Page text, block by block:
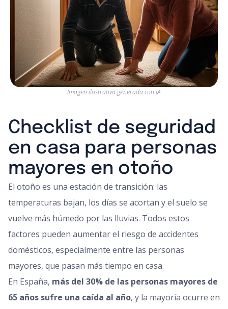
Imagen ilustrativa generada con IA
Checklist de seguridad
en casa para personas
mayores en otoño
El otoño es una estación de transición: las
temperaturas bajan, los días se acortan y el suelo se
vuelve más húmedo por las lluvias. Todos estos
factores pueden aumentar el riesgo de accidentes
domésticos, especialmente entre las personas
mayores, que pasan más tiempo en casa.
En España, más del 30% de las personas mayores de
65 años sufre una caída al año, y la mayoría ocurre en